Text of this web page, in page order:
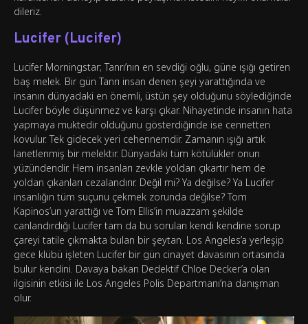
dileriz.
Lucifer (Lucifer)
Lucifer Morningstar; Tanrı’nın en sevdiği oğlu, güne ışığı getiren
baş melek. Bir gün Tanrı insan denen şeyi yarattığında ve
insanın dünyadaki en önemli, üstün şey olduğunu söylediğinde
Lucifer böyle düşünmez ve karşı çıkar. Nihayetinde insanın hata
yapmaya muktedir olduğunu gösterdiğinde ise cennetten
kovulur. Tek gidecek yeri cehennemdir. Zamanın ışığı artık
lanetlenmiş bir melektir. Dünyadaki tüm kötülükler onun
yüzündendir. Hem insanları zevkle yoldan çıkartır hem de
yoldan çıkanları cezalandırır. Değil mi? Ya değilse? Ya Lucifer
insanlığın tüm suçunu çekmek zorunda değilse? Tom
Kapinos’un yarattığı ve Tom Ellis’in muazzam şekilde
canlandırdığı Lucifer tam da bu soruları kendi kendine sorup
çareyi tatile çıkmakta bulan bir şeytan. Los Angeles’a yerleşip
gece klübü işleten Lucifer bir gün cinayet davasının ortasında
bulur kendini. Davaya bakan Dedektif Chloe Decker’a olan
ilgisinin etkisi ile Los Angeles Polis Departmanı’na danışman
olur.